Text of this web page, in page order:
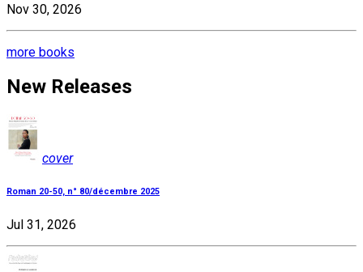
Nov 30, 2026
more books
New Releases
cover
Roman 20-50, n° 80/décembre 2025
Jul 31, 2026